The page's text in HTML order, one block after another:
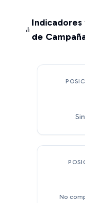
de
No